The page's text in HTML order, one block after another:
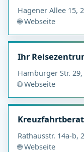
Hagener Allee 15,
🌐 Webseite
Ihr
Hamburger Str.
🌐 Webseite
Rathausstr. 14a-b,
🌐 Webseite